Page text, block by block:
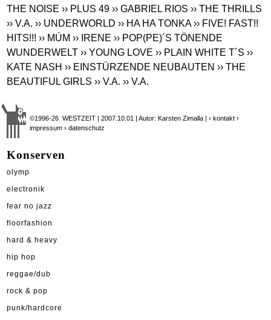
THE NOISE ›› PLUS 49 ›› GABRIEL RIOS ›› THE THRILLS
›› V.A. ›› UNDERWORLD ›› HA HA TONKA ›› FIVE! FAST!!
HITS!!! ›› MÚM ›› IRENE ›› POP(PE)´S TÖNENDE
WUNDERWELT ›› YOUNG LOVE ›› PLAIN WHITE T´S ››
KATE NASH ›› EINSTÜRZENDE NEUBAUTEN ›› THE
BEAUTIFUL GIRLS ›› V.A. ›› V.A.
©1996-26 WESTZEIT | 2007.10.01 | Autor: Karsten Zimalla |› kontakt ›
impressum › datenschutz
Konserven
olymp
electronik
fear no jazz
floorfashion
hard & heavy
hip hop
reggae/dub
rock & pop
punk/hardcore